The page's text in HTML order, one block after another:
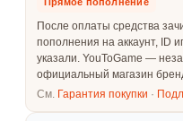
После оплаты средства
пополнения на аккаунт, ID
указали. YouToGame —
официальный магазин
См. Гарантия покупки ·